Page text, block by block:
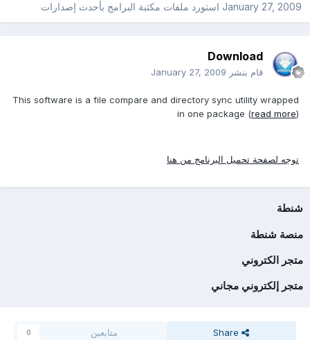
January 27, 2009استورد ملفات مكتبة البرامج بأحدث إصدارات
Download
قام بنشر January 27, 2009
This software is a file compare and directory sync utility wrapped
in one package (read more
توجه لصفحة تحميل البرنامج من هنا
شنطة
منصة شنطة
متجر الكتروني
متجر إلكتروني مجاني
Share متابعين 0